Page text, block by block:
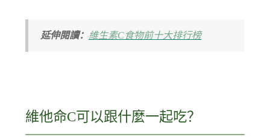
延伸閱讀： 維生素C食物前十大排行榜
維他命C可以跟什麼一起吃？